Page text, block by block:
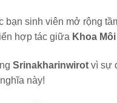
bạn sinh viên mở rộng
hợp tác giữa Khoa
Srinakharinwirot vì sự
này!